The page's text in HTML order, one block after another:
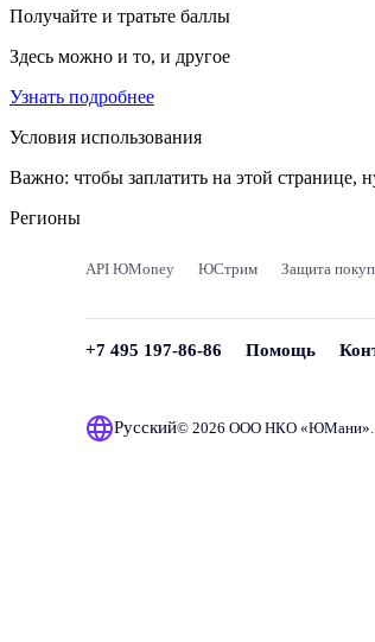
Получайте и тратьте баллы
Здесь можно и то, и другое
Узнать подробнее
Условия использования
Важно: чтобы заплатить на этой
Регионы
API ЮMoney ЮСтрим Защита
+7 495 197-86-86 Помощь
Русский© 2026 ООО НКО «ЮМани